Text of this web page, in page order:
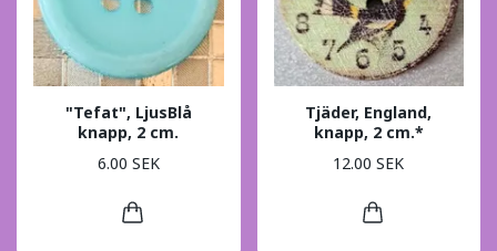
"Tefat", LjusBlå
knapp, 2 cm.
6.00 SEK
Tjäder, England,
knapp, 2 cm.*
12.00 SEK